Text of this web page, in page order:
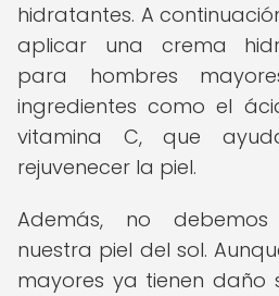
hidratantes. A
aplicar una crema
para hombres
ingredientes como el
vitamina C, que
rejuvenecer la piel.
Además, no
nuestra piel del sol.
mayores ya tienen daño